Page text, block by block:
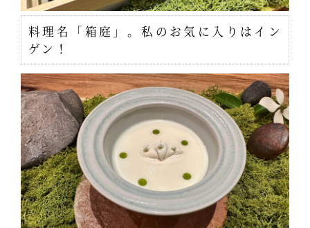
料理名「箱庭」。私のお気に入りはイン
ゲン！